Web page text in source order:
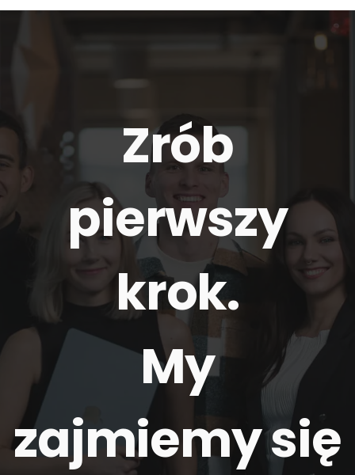
Zrób
pierwszy
krok.
My
zajmiemy się